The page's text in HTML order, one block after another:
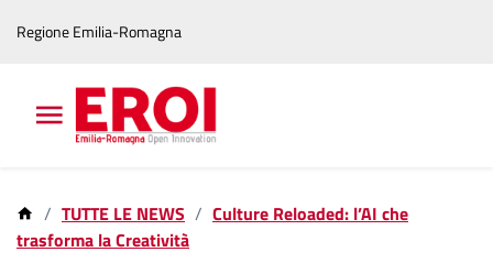
Regione Emilia-Romagna
TUTTE LE NEWS
Culture Reloaded: l’AI che
trasforma la Creatività